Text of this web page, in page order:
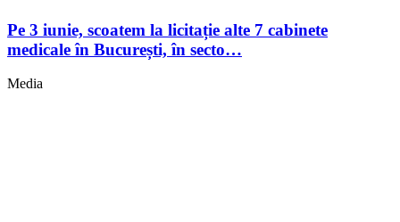
Pe 3 iunie, scoatem la licitație alte 7 cabinete
medicale în București, în secto…
Media